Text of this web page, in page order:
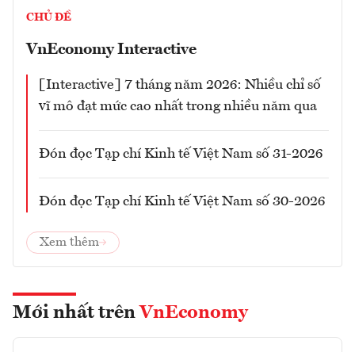
CHỦ ĐỀ
VnEconomy Interactive
[Interactive] 7 tháng năm 2026: Nhiều chỉ số
vĩ mô đạt mức cao nhất trong nhiều năm qua
Đón đọc Tạp chí Kinh tế Việt Nam số 31-2026
Đón đọc Tạp chí Kinh tế Việt Nam số 30-2026
Xem thêm
Mới nhất trên VnEconomy